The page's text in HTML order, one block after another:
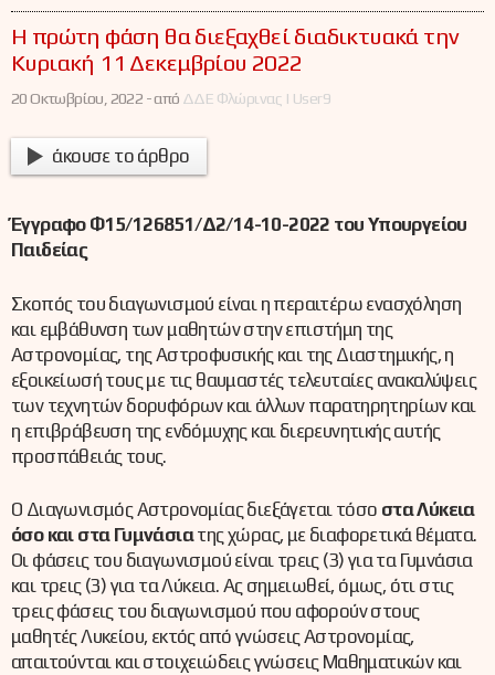
Η πρώτη φάση θα διεξαχθεί διαδικτυακά την
Κυριακή 11 Δεκεμβρίου 2022
20 Οκτωβρίου, 2022 -από ΔΔΕ Φλώρινας | User9
άκουσε το άρθρο
Έγγραφο Φ15/126851/Δ2/14-10-2022 του Υπουργείου
Παιδείας
Σκοπός του διαγωνισμού είναι η περαιτέρω ενασχόληση
και εμβάθυνση των μαθητών στην επιστήμη της
Αστρονομίας, της Αστροφυσικής και της Διαστημικής, η
εξοικείωσή τους με τις θαυμαστές τελευταίες ανακαλύψεις
των τεχνητών δορυφόρων και άλλων παρατηρητηρίων και
η επιβράβευση της ενδόμυχης και διερευνητικής αυτής
προσπάθειάς τους.
Ο Διαγωνισμός Αστρονομίας διεξάγεται τόσο στα Λύκεια
όσο και στα Γυμνάσιατης χώρας, με διαφορετικά θέματα.
Οι φάσεις του διαγωνισμού είναι τρεις (3) για τα Γυμνάσια
και τρεις (3) για τα Λύκεια. Ας σημειωθεί, όμως, ότι στις
τρεις φάσεις του διαγωνισμού που αφορούν στους
μαθητές Λυκείου, εκτός από γνώσεις Αστρονομίας,
απαιτούνται και στοιχειώδεις γνώσεις Μαθηματικών και